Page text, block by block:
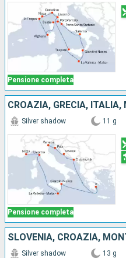
Pensione completa
Pensione completa
Silver shadow 11 g
Silver shadow 13 g